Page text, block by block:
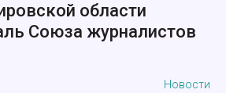
области
Союза журналистов
Новости